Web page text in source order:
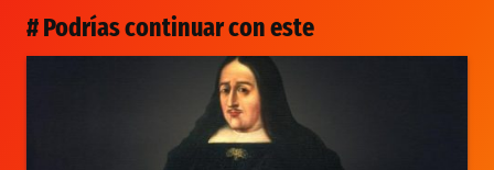
# Podrías continuar con este